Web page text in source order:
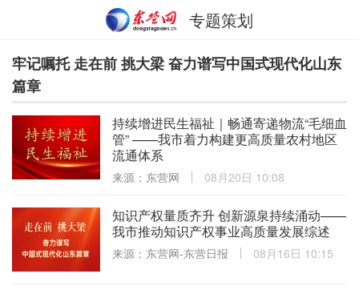
专题策划
牢记嘱托 走在前 挑大梁 奋力谱写中国式现代化山东
篇章
持续增进民生福祉｜畅通寄递物流“毛细血
管” ——我市着力构建更高质量农村地区
流通体系
来源：东营网 08月20日 10:08
知识产权量质齐升 创新源泉持续涌动——
我市推动知识产权事业高质量发展综述
来源：东营网-东营日报 08月16日 10:15